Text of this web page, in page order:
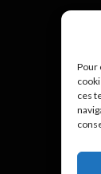
Pour
ces